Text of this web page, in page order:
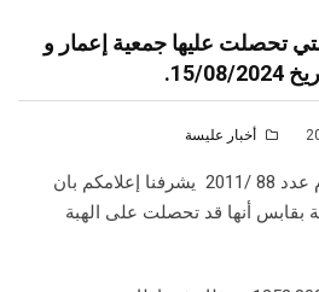
التي تحصلت عليها جمعية إعمار و
أخبار عليسة
طبقا للفصل 41 من مرسوم عدد 88 /2011 يشرفنا إعلامكم بان
بقابس أنها قد تحصلت على الهبة